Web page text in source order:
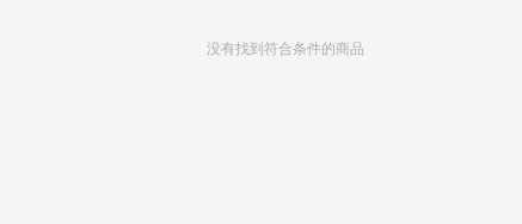
没有找到符合条件的商品